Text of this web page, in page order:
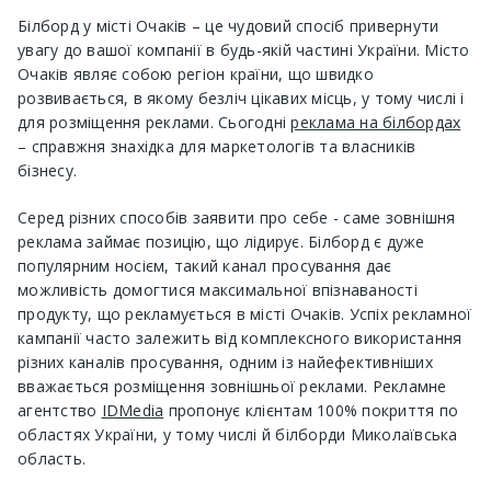
Білборд у місті Очаків – це чудовий спосіб привернути
увагу до вашої компанії в будь-якій частині України. Місто
Очаків являє собою регіон країни, що швидко
розвивається, в якому безліч цікавих місць, у тому числі і
для розміщення реклами. Сьогодніреклама на білбордах
– справжня знахідка для маркетологів та власників
бізнесу.
Серед різних способів заявити про себе - саме зовнішня
реклама займає позицію, що лідирує. Білборд є дуже
популярним носієм, такий канал просування дає
можливість домогтися максимальної впізнаваності
продукту, що рекламується в місті Очаків. Успіх рекламної
кампанії часто залежить від комплексного використання
різних каналів просування, одним із найефективніших
вважається розміщення зовнішньої реклами. Рекламне
агентство IDMedia пропонує клієнтам 100% покриття по
областях України, у тому числі й білборди Миколаївська
область.